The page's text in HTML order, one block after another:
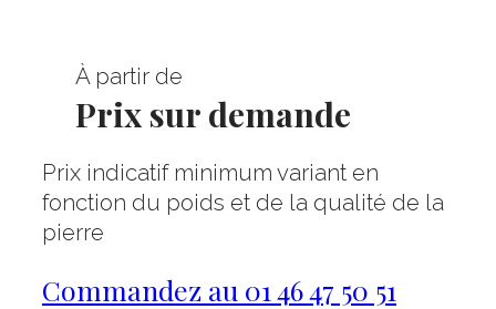
À partir de
Prix sur demande
Prix indicatif minimum variant en
fonction du poids et de la qualité de la
pierre
Commandez au 01 46 47 50 51